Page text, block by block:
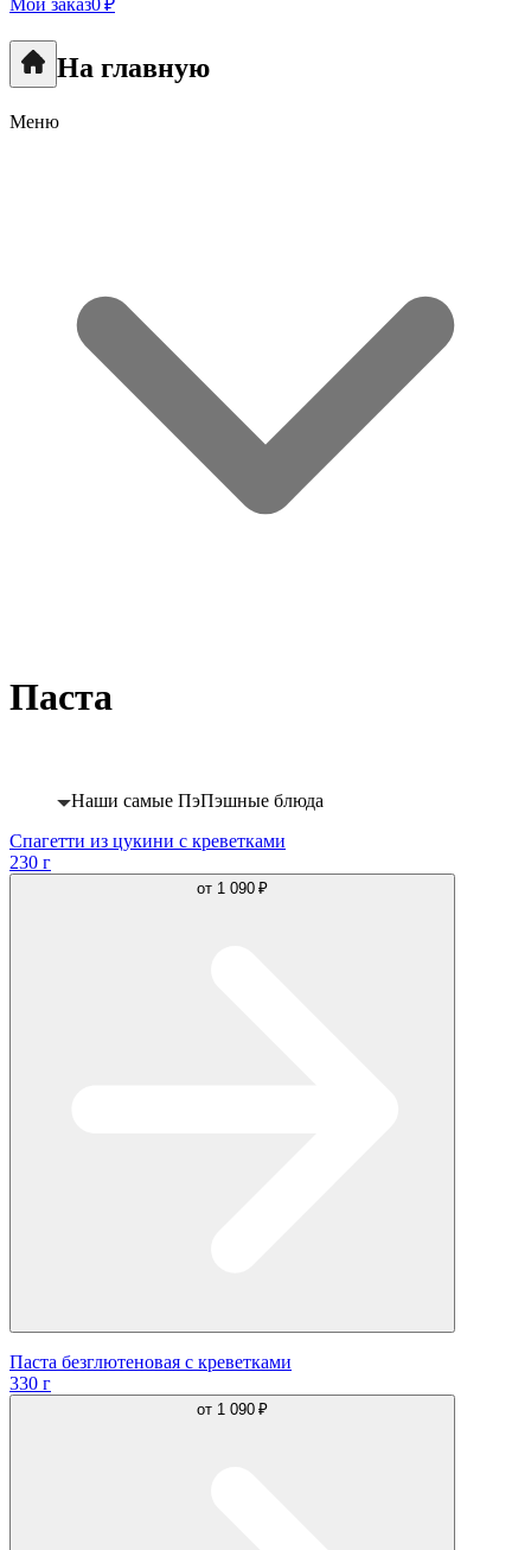
Мой заказ0 ₽
На главную
Меню
Паста
Наши самые ПэПэшные блюда
Спагетти из цукини с креветками
230 г
от 1 090 ₽
Паста безглютеновая с креветками
330 г
от 1 090 ₽